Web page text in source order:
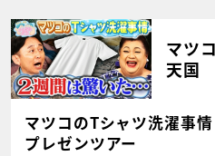
マツ
天国
マツコのTシャツ洗濯事
プレゼンツアー